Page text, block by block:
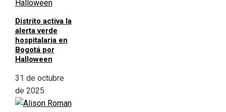
Distrito activa la
alerta verde
hospitalaria en
Bogotá por
Halloween
31 de octubre
de 2025